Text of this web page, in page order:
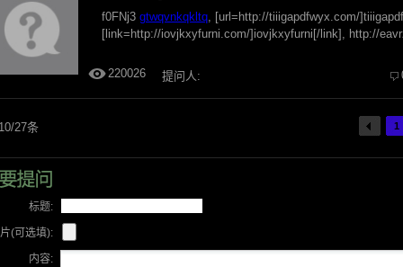
f0FNj3 gtwqvnkqkltq, [url=http://tiiigapdfwyx.com/
[link=http://iovjkxyfurni.com/]iovjkxyfurni[/link], http://
220026 提问人:
27条 1
标题:
(可选填):
内容: